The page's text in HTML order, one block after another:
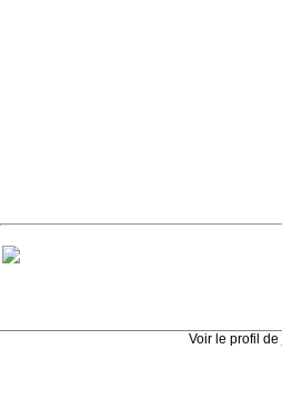
Voir le profil de